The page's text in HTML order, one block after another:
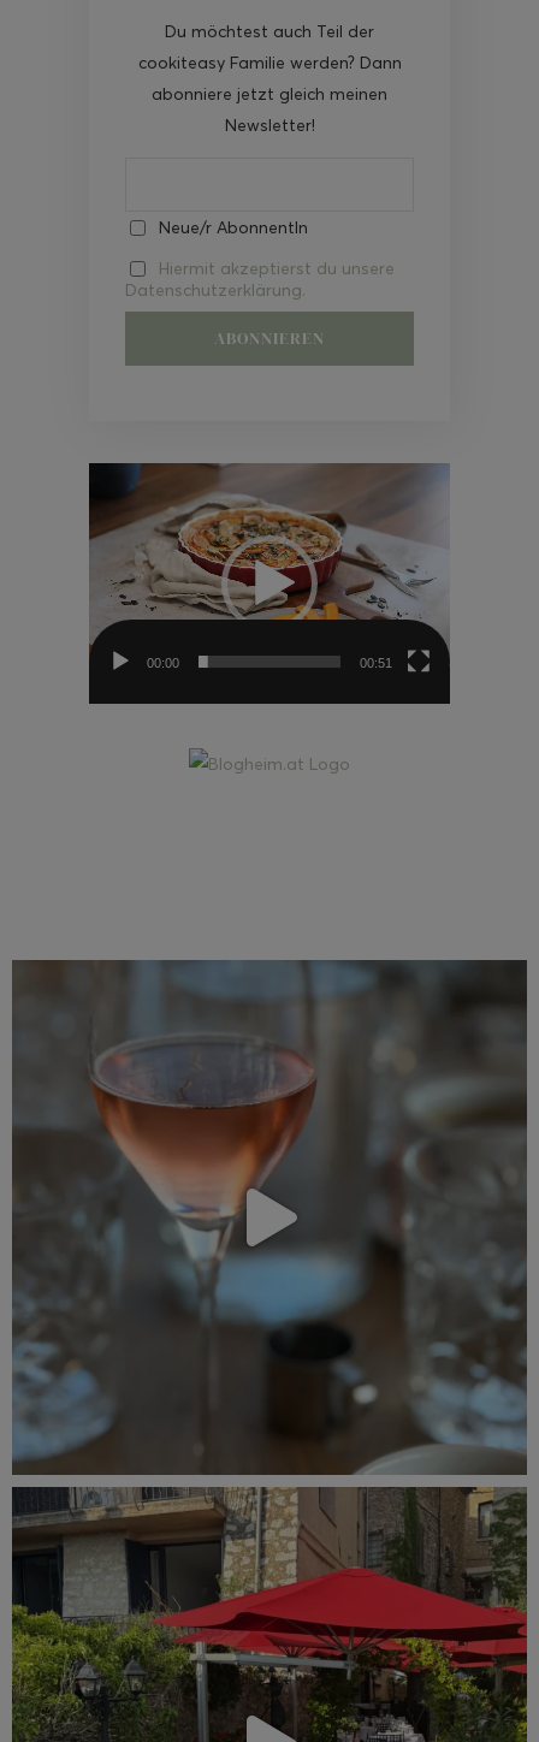
Du möchtest auch Teil der
cookiteasy Familie werden? Dann
abonniere jetzt gleich meinen
Newsletter!
Neue/r AbonnentIn
Hiermit akzeptierst du unsere
Datenschutzerklärung.
Video-
00:00 00:51